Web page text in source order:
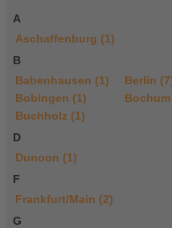
A
Aschaffenburg (1)
B
Babenhausen (1)
Berlin
Bobingen (1)
Bochum
Buchholz (1)
D
Dunoon (1)
F
Frankfurt/Main (2)
G